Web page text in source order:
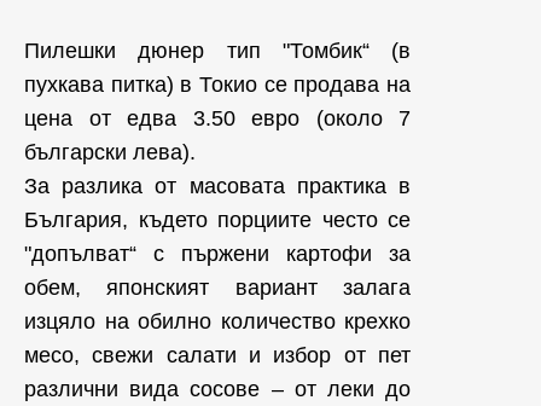
Пилешки дюнер тип "Томбик“ (в
пухкава питка) в Токио се продава на
цена от едва 3.50 евро (около 7
български лева).
За разлика от масовата практика в
България, където порциите често се
"допълват“ с пържени картофи за
обем, японският вариант залага
изцяло на обилно количество крехко
месо, свежи салати и избор от пет
различни вида сосове – от леки до